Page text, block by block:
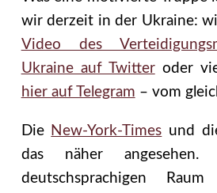
wir derzeit in der Ukraine:
Video des
Ukraine auf Twitteroder
hier auf Telegram – vom
Die New-York-Times und
das näher
deutschsprachigen